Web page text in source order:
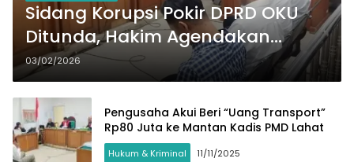
Sidang Korupsi Pokir DPRD OKU
Ditunda, Hakim Agendakan
Sidang Maraton
03/02/2026
Pengusaha Akui Beri “Uang Transport”
Rp80 Juta ke Mantan Kadis PMD Lahat
Hukum & Kriminal 11/11/2025